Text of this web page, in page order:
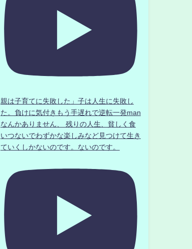
親は子育てに失敗した」子は人生に失敗し
た。負けに気付きもう手遅れで逆転一発man
なんかありません、 残りの人生、貧しく食
いつないでわずかな楽しみなど見つけて生き
ていくしかないのです。ないのです。